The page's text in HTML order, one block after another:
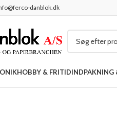
danblok.dk
HOBBY & FRITIDINDPAKNING